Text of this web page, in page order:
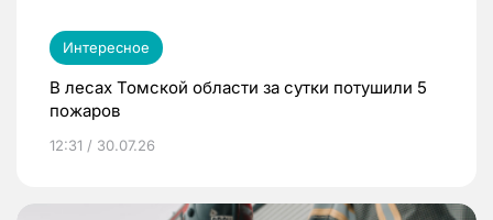
Интересное
В лесах Томской области за сутки потушили 5
пожаров
12:31 / 30.07.26